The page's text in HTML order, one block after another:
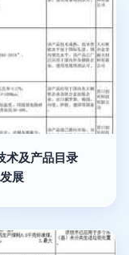
术及产品目录
展